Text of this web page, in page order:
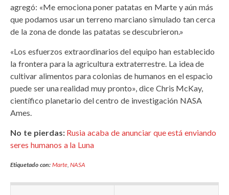
agregó: «Me emociona poner patatas en Marte y aún más
que podamos usar un terreno marciano simulado tan cerca
de la zona de donde las patatas se descubrieron.»
«Los esfuerzos extraordinarios del equipo han establecido
la frontera para la agricultura extraterrestre. La idea de
cultivar alimentos para colonias de humanos en el espacio
puede ser una realidad muy pronto», dice Chris McKay,
científico planetario del centro de investigación NASA
Ames.
No te pierdas: Rusia acaba de anunciar que está enviando
seres humanos a la Luna
Etiquetado con: Marte,NASA